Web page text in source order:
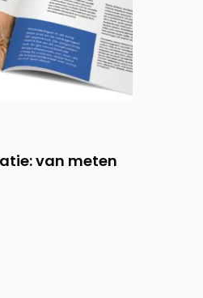
van meten